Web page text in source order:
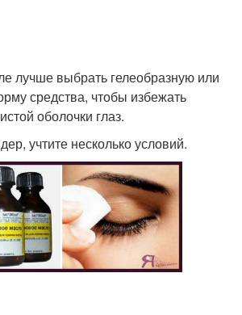
лучше выбрать гелеобразную или
средства, чтобы избежать
оболочки глаз.
учтите несколько условий.